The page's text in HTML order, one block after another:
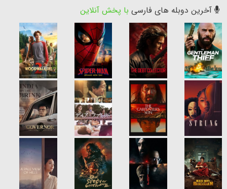
آخرین دوبله های فارسی با پخش آنلاین